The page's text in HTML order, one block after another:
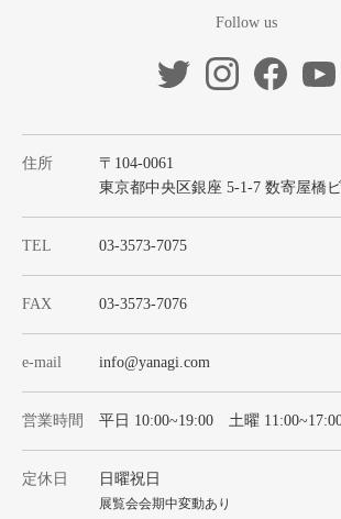
Follow us
住所
〒104-0061
東京都中央区銀座 5-1-7 数寄屋橋
TEL 03-3573-7075
FAX 03-3573-7076
e-mail info@yanagi.com
営業時間 平日 10:00~19:00 土曜
定休日 日曜祝日
展覧会会期中変動あり